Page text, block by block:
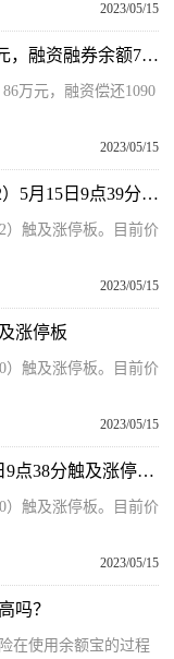
2023/05/15
龙源电力：5月12日融资买入2511.86万元，融资融券余额7518万元 前沿资讯
万元，融资偿还1090
2023/05/15
全球热议:异动快报：融捷股份（002192）5月15日9点39分触及涨停板
）触及涨停板。目前价
2023/05/15
涨停板
）触及涨停板。目前价
2023/05/15
异动快报：建投能源（000600）5月15日9点38分触及涨停板 全球球精选
）触及涨停板。目前价
2023/05/15
吗？
在使用余额宝的过程